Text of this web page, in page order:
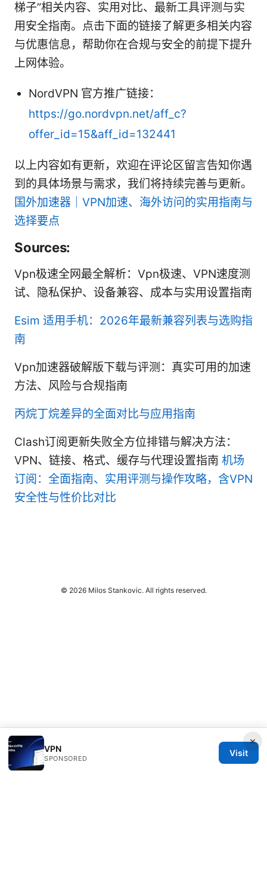
梯子”相关内容、实用对比、最新工具评测与实
用安全指南。点击下面的链接了解更多相关内容
与优惠信息，帮助你在合规与安全的前提下提升
上网体验。
NordVPN 官方推广链接：
https://go.nordvpn.net/aff_c?
offer_id=15&aff_id=132441
以上内容如有更新，欢迎在评论区留言告知你遇
到的具体场景与需求，我们将持续完善与更新。
国外加速器｜VPN加速、海外访问的实用指南与
选择要点
Sources:
Vpn极速全网最全解析：Vpn极速、VPN速度测
试、隐私保护、设备兼容、成本与实用设置指南
Esim 适用手机：2026年最新兼容列表与选购指
南
Vpn加速器破解版下载与评测：真实可用的加速
方法、风险与合规指南
丙烷丁烷差异的全面对比与应用指南
Clash订阅更新失败全方位排错与解决方法：
VPN、链接、格式、缓存与代理设置指南 机场
订阅：全面指南、实用评测与操作攻略，含VPN
安全性与性价比对比
×
VPN
SPONSORED
Visit
© 2026 Milos Stankovic. All rights reserved.